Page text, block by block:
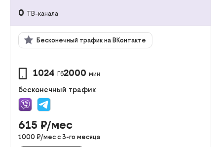
0 ТВ-канала
Бесконечный трафик на ВКонтакте
1024 Гб2000 мин
бесконечный трафик
615 ₽/мес
1000 ₽/мес с 3-го месяца